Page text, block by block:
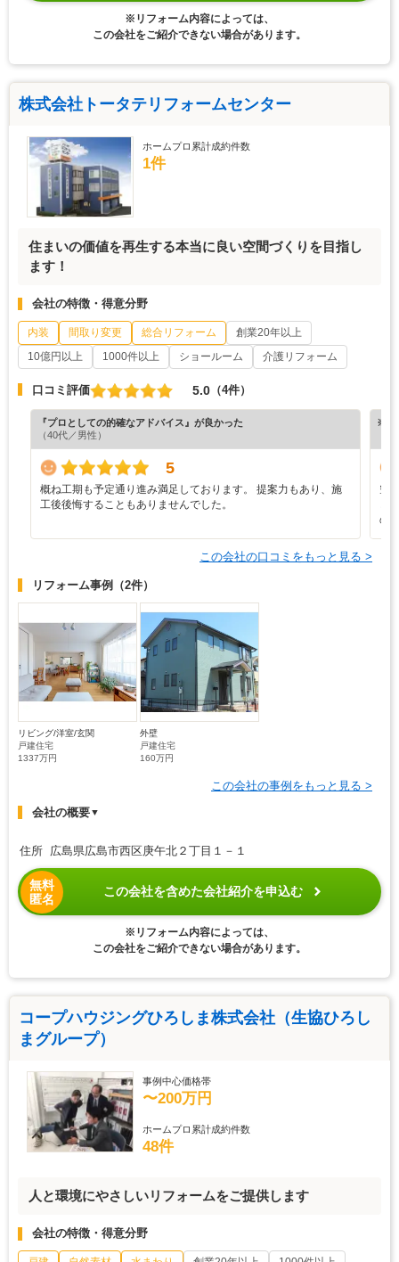
※リフォーム内容によっては、
この会社をご紹介できない場合があります。
株式会社トータテリフォームセンター
ホームプロ累計成約件数
1件
住まいの価値を再生する本当に良い空間づくりを目指し
ます！
会社の特徴・得意分野
内装 間取り変更 総合リフォーム
創業20年以上
10億円以上
1000件以上 ショールーム 介護リフォーム
口コミ評価 5.0 （4件）
『プロとしての的確なアドバイス』が良かった
（40代／男性）
5
概ね工期も予定通り進み満足しております。 提案力もあり、施
工後後悔することもありませんでした。
※ホ
空
の
この会社の口コミをもっと見る >
リフォーム事例 （2件）
リビング/洋室/玄関
戸建住宅
1337万円
外壁
戸建住宅
160万円
この会社の事例をもっと見る >
会社の概要▼
住所 広島県広島市西区庚午北２丁目１－１
無料
匿名
この会社を含めた会社紹介を申込む
※リフォーム内容によっては、
この会社をご紹介できない場合があります。
コープハウジングひろしま株式会社（生協ひろし
まグループ）
事例中心価格帯
〜200万円
ホームプロ累計成約件数
48件
人と環境にやさしいリフォームをご提供します
会社の特徴・得意分野